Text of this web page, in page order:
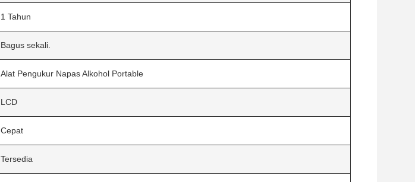
1 Tahun
Bagus sekali.
Alat Pengukur Napas Alkohol Portable
LCD
Cepat
Tersedia